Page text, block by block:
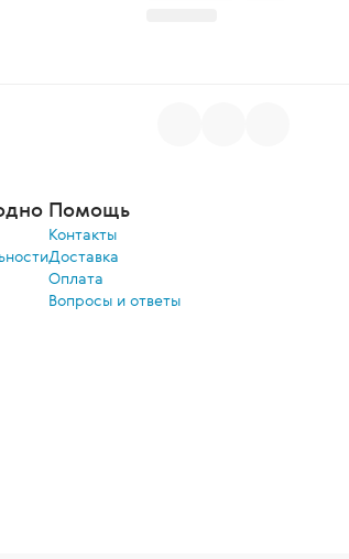
Помощь
Контакты
Доставка
Оплата
Вопросы и ответы